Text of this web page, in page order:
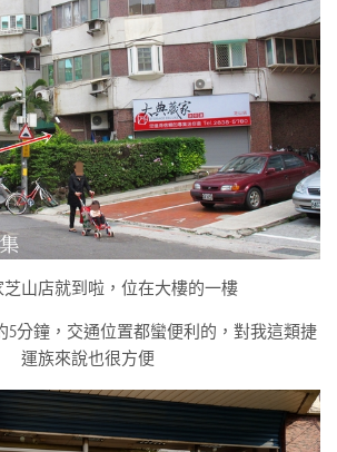
芝山店就到啦，位在大樓的一樓
5分鐘，交通位置都蠻便利的，對我這類捷
運族來說也很方便